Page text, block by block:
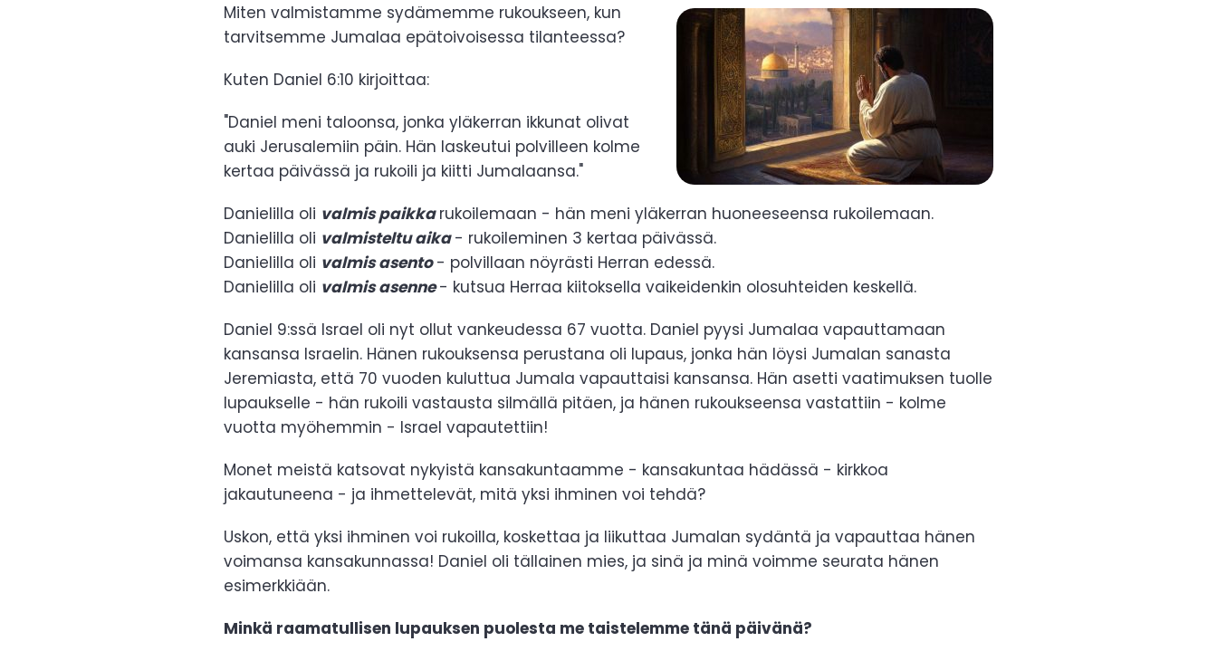
Miten valmistamme sydämemme rukoukseen, kun
tarvitsemme Jumalaa epätoivoisessa tilanteessa?
Kuten Daniel 6:10 kirjoittaa:
"Daniel meni taloonsa, jonka yläkerran ikkunat olivat
auki Jerusalemiin päin. Hän laskeutui polvilleen kolme
kertaa päivässä ja rukoili ja kiitti Jumalaansa."
Danielilla oli valmis paikkarukoilemaan - hän meni yläkerran huoneeseensa rukoilemaan.
Danielilla oli valmisteltu aika- rukoileminen 3 kertaa päivässä.
Danielilla oli valmis asento- polvillaan nöyrästi Herran edessä.
Danielilla oli valmis asenne- kutsua Herraa kiitoksella vaikeidenkin olosuhteiden keskellä.
Daniel 9:ssä Israel oli nyt ollut vankeudessa 67 vuotta. Daniel pyysi Jumalaa vapauttamaan
kansansa Israelin. Hänen rukouksensa perustana oli lupaus, jonka hän löysi Jumalan sanasta
Jeremiasta, että 70 vuoden kuluttua Jumala vapauttaisi kansansa. Hän asetti vaatimuksen tuolle
lupaukselle - hän rukoili vastausta silmällä pitäen, ja hänen rukoukseensa vastattiin - kolme
vuotta myöhemmin - Israel vapautettiin!
Monet meistä katsovat nykyistä kansakuntaamme - kansakuntaa hädässä - kirkkoa
jakautuneena - ja ihmettelevät, mitä yksi ihminen voi tehdä?
Uskon, että yksi ihminen voi rukoilla, koskettaa ja liikuttaa Jumalan sydäntä ja vapauttaa hänen
voimansa kansakunnassa! Daniel oli tällainen mies, ja sinä ja minä voimme seurata hänen
esimerkkiään.
Minkä raamatullisen lupauksen puolesta me taistelemme tänä päivänä?